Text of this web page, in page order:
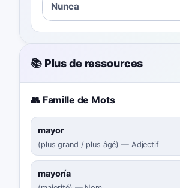
Nunca
📚 Plus de ressources
👥 Famille de Mots
mayor
(plus grand / plus âgé) — Adjectif
mayoría